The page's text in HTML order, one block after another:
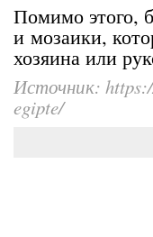
Помимо этого,
и мозаики,
хозяина или
Источник:
egipte/